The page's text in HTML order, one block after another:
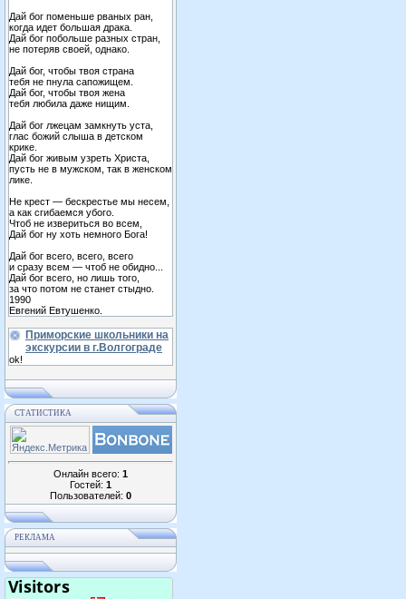
Дай бог поменьше рваных ран,
когда идет большая драка.
Дай бог побольше разных стран,
не потеряв своей, однако.
Дай бог, чтобы твоя страна
тебя не пнула сапожищем.
Дай бог, чтобы твоя жена
тебя любила даже нищим.
Дай бог лжецам замкнуть уста,
глас божий слыша в детском
крике.
Дай бог живым узреть Христа,
пусть не в мужском, так в женском
лике.
Не крест — бескрестье мы несем,
а как сгибаемся убого.
Чтоб не извериться во всем,
Дай бог ну хоть немного Бога!
Дай бог всего, всего, всего
и сразу всем — чтоб не обидно...
Дай бог всего, но лишь того,
за что потом не станет стыдно.
1990
Евгений Евтушенко.
Приморские школьники на
экскурсии в г.Волгограде
ok!
СТАТИСТИКА
Онлайн всего: 1
Гостей: 1
Пользователей: 0
РЕКЛАМА